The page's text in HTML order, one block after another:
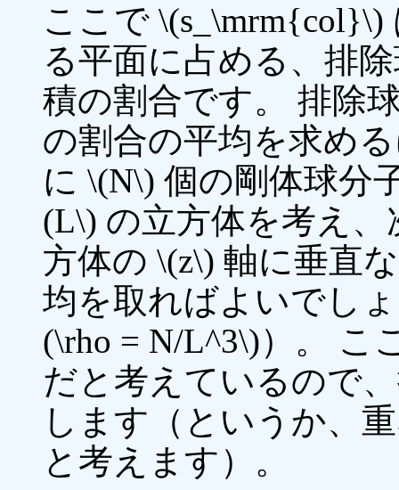
ここで \(s_\mrm{col}\)
る平面に占める、排
積の割合です。 排除
の割合の平均を求め
に \(N\) 個の剛体球分
(L\) の立方体を考え
方体の \(z\) 軸に垂直
均を取ればよいでし
(\rho = N/L^3\)）。 こ
だと考えているので
します（というか、
と考えます）。